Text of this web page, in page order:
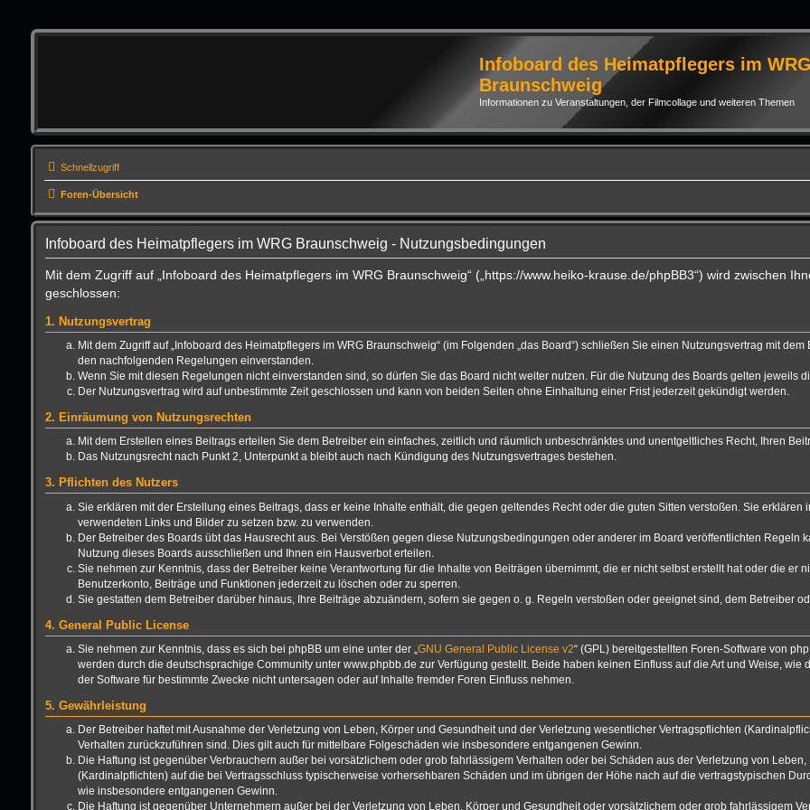
Infoboard des Heimatpflegers im WRG
Braunschweig
Informationen zu Veranstaltungen, der Filmcollage und weiteren Themen
Schnellzugriff
Foren-Übersicht
Infoboard des Heimatpflegers im WRG Braunschweig - Nutzungsbedingungen
Mit dem Zugriff auf „Infoboard des Heimatpflegers im WRG Braunschweig“ („https://www.heiko-krause.de/phpBB3“) wird zwischen
geschlossen:
1. Nutzungsvertrag
Mit dem Zugriff auf „Infoboard des Heimatpflegers im WRG Braunschweig“ (im Folgenden „das Board“) schließen Sie einen Nutzungsvertrag mit
den nachfolgenden Regelungen einverstanden.
Wenn Sie mit diesen Regelungen nicht einverstanden sind, so dürfen Sie das Board nicht weiter nutzen. Für die Nutzung des Boards gelten jeweils
Der Nutzungsvertrag wird auf unbestimmte Zeit geschlossen und kann von beiden Seiten ohne Einhaltung einer Frist jederzeit gekündigt werden.
2. Einräumung von Nutzungsrechten
Mit dem Erstellen eines Beitrags erteilen Sie dem Betreiber ein einfaches, zeitlich und räumlich unbeschränktes und unentgeltliches Recht, Ihren
Das Nutzungsrecht nach Punkt 2, Unterpunkt a bleibt auch nach Kündigung des Nutzungsvertrages bestehen.
3. Pflichten des Nutzers
Sie erklären mit der Erstellung eines Beitrags, dass er keine Inhalte enthält, die gegen geltendes Recht oder die guten Sitten verstoßen. Sie
verwendeten Links und Bilder zu setzen bzw. zu verwenden.
Der Betreiber des Boards übt das Hausrecht aus. Bei Verstößen gegen diese Nutzungsbedingungen oder anderer im Board veröffentlichten
Nutzung dieses Boards ausschließen und Ihnen ein Hausverbot erteilen.
Sie nehmen zur Kenntnis, dass der Betreiber keine Verantwortung für die Inhalte von Beiträgen übernimmt, die er nicht selbst erstellt hat oder die er
Benutzerkonto, Beiträge und Funktionen jederzeit zu löschen oder zu sperren.
Sie gestatten dem Betreiber darüber hinaus, Ihre Beiträge abzuändern, sofern sie gegen o. g. Regeln verstoßen oder geeignet sind, dem Betreiber
4. General Public License
Sie nehmen zur Kenntnis, dass es sich bei phpBB um eine unter der „GNU General Public License v2“ (GPL) bereitgestellten Foren-Software von
werden durch die deutschsprachige Community unter www.phpbb.de zur Verfügung gestellt. Beide haben keinen Einfluss auf die Art und Weise,
der Software für bestimmte Zwecke nicht untersagen oder auf Inhalte fremder Foren Einfluss nehmen.
5. Gewährleistung
Der Betreiber haftet mit Ausnahme der Verletzung von Leben, Körper und Gesundheit und der Verletzung wesentlicher Vertragspflichten
Verhalten zurückzuführen sind. Dies gilt auch für mittelbare Folgeschäden wie insbesondere entgangenen Gewinn.
Die Haftung ist gegenüber Verbrauchern außer bei vorsätzlichem oder grob fahrlässigem Verhalten oder bei Schäden aus der Verletzung von
(Kardinalpflichten) auf die bei Vertragsschluss typischerweise vorhersehbaren Schäden und im übrigen der Höhe nach auf die vertragstypischen
wie insbesondere entgangenen Gewinn.
Die Haftung ist gegenüber Unternehmern außer bei der Verletzung von Leben, Körper und Gesundheit oder vorsätzlichem oder grob fahrlässigem